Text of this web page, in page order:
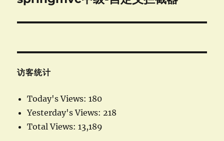
访客统计
Today's Views:180
Yesterday's Views:218
Total Views:13,189